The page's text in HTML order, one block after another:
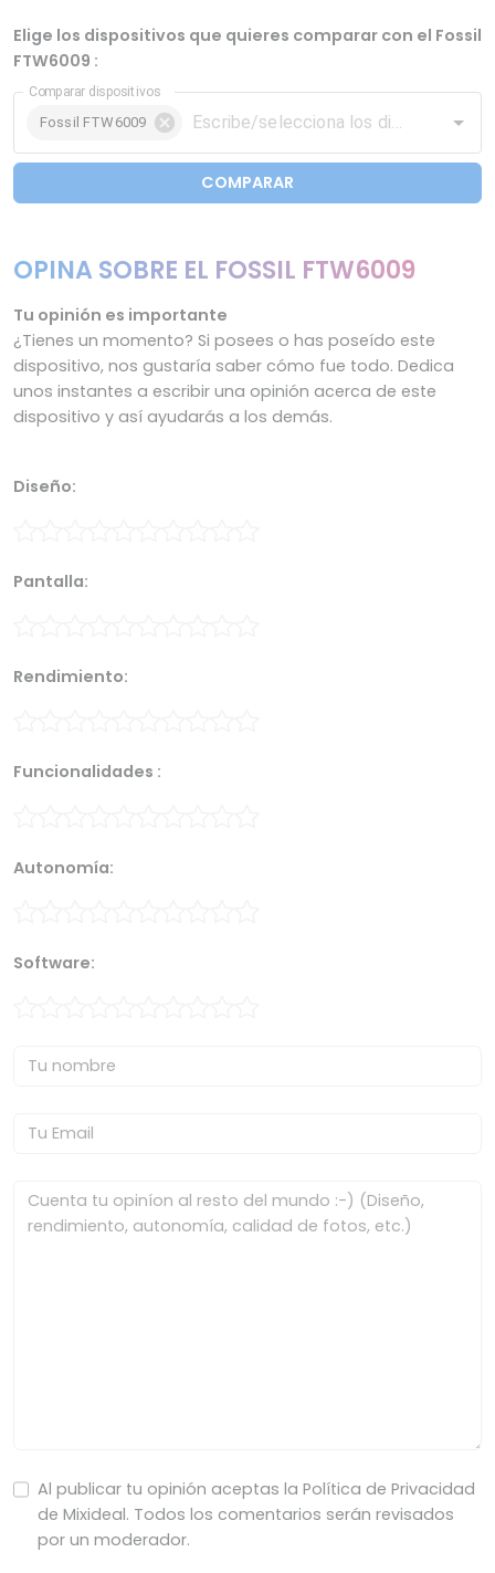
Elige los dispositivos que quieres comparar con el Fossil
FTW6009 :
Comparar dispositivos
Fossil FTW6009
COMPARAR
OPINA SOBRE EL FOSSIL FTW6009
Tu opinión es importante
¿Tienes un momento? Si posees o has poseído este
dispositivo, nos gustaría saber cómo fue todo. Dedica
unos instantes a escribir una opinión acerca de este
dispositivo y así ayudarás a los demás.
Diseño:
Pantalla:
Rendimiento:
Funcionalidades :
Autonomía:
Software:
Al publicar tu opinión aceptas la Política de Privacidad
de Mixideal. Todos los comentarios serán revisados
por un moderador.